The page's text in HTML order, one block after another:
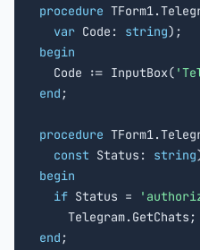
procedure
var Code: string
begin
Code := InputBox(
end ;
procedure
const Status: string
begin
if Status =
end ;